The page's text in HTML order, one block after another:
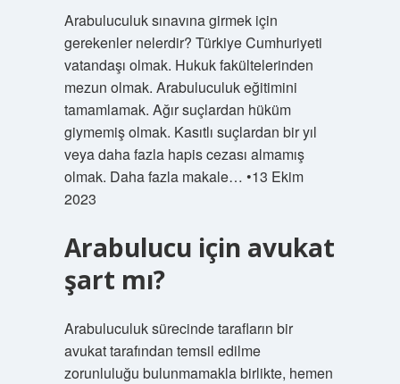
Arabuluculuk sınavına girmek için
gerekenler nelerdir? Türkiye Cumhuriyeti
vatandaşı olmak. Hukuk fakültelerinden
mezun olmak. Arabuluculuk eğitimini
tamamlamak. Ağır suçlardan hüküm
giymemiş olmak. Kasıtlı suçlardan bir yıl
veya daha fazla hapis cezası almamış
olmak. Daha fazla makale… •13 Ekim
2023
Arabulucu için avukat
şart mı?
Arabuluculuk sürecinde tarafların bir
avukat tarafından temsil edilme
zorunluluğu bulunmamakla birlikte, hemen